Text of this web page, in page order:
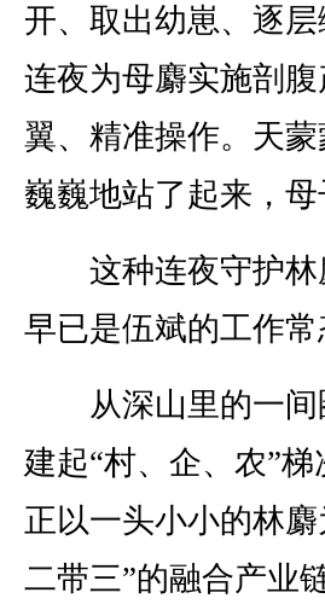
开、取出幼崽、逐
连夜为母麝实施剖
翼、精准操作。天
巍巍地站了起来，
这种连夜守护林
早已是伍斌的工作常
从深山里的一间
建起“村、企、农”
正以一头小小的林
二带三”的融合产